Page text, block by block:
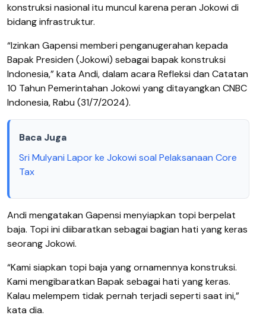
konstruksi nasional itu muncul karena peran Jokowi di
bidang infrastruktur.
“Izinkan Gapensi memberi penganugerahan kepada
Bapak Presiden (Jokowi) sebagai bapak konstruksi
Indonesia,” kata Andi, dalam acara Refleksi dan Catatan
10 Tahun Pemerintahan Jokowi yang ditayangkan CNBC
Indonesia, Rabu (31/7/2024).
Baca Juga
Sri Mulyani Lapor ke Jokowi soal Pelaksanaan Core
Tax
Andi mengatakan Gapensi menyiapkan topi berpelat
baja. Topi ini diibaratkan sebagai bagian hati yang keras
seorang Jokowi.
“Kami siapkan topi baja yang ornamennya konstruksi.
Kami mengibaratkan Bapak sebagai hati yang keras.
Kalau melempem tidak pernah terjadi seperti saat ini,”
kata dia.